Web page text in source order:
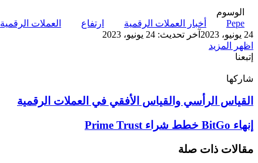
الوسوم
Pepe
أخبار العملات الرقمية ارتفاع
العملات الرقمية
24 يونيو، 2023
آخر تحديث: 24 يونيو، 2023
اظهر المزيد
إتبعنا
شاركها
القياس
والقياس
الأفقي
في
العملات
القياس الرأسي والقياس الأفقي في العملات الرقمية
إنهاء
BitGo
خطط
شراء
إنهاء BitGo خطط شراء Prime Trust
مقالات ذات صلة